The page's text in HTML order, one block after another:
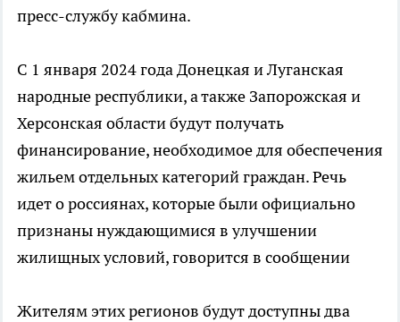
пресс-службу кабмина.
С 1 января 2024 года Донецкая и Луганская
народные республики, а также Запорожская и
Херсонская области будут получать
финансирование, необходимое для обеспечения
жильем отдельных категорий граждан. Речь
идет о россиянах, которые были официально
признаны нуждающимися в улучшении
жилищных условий, говорится в сообщении
Жителям этих регионов будут доступны два